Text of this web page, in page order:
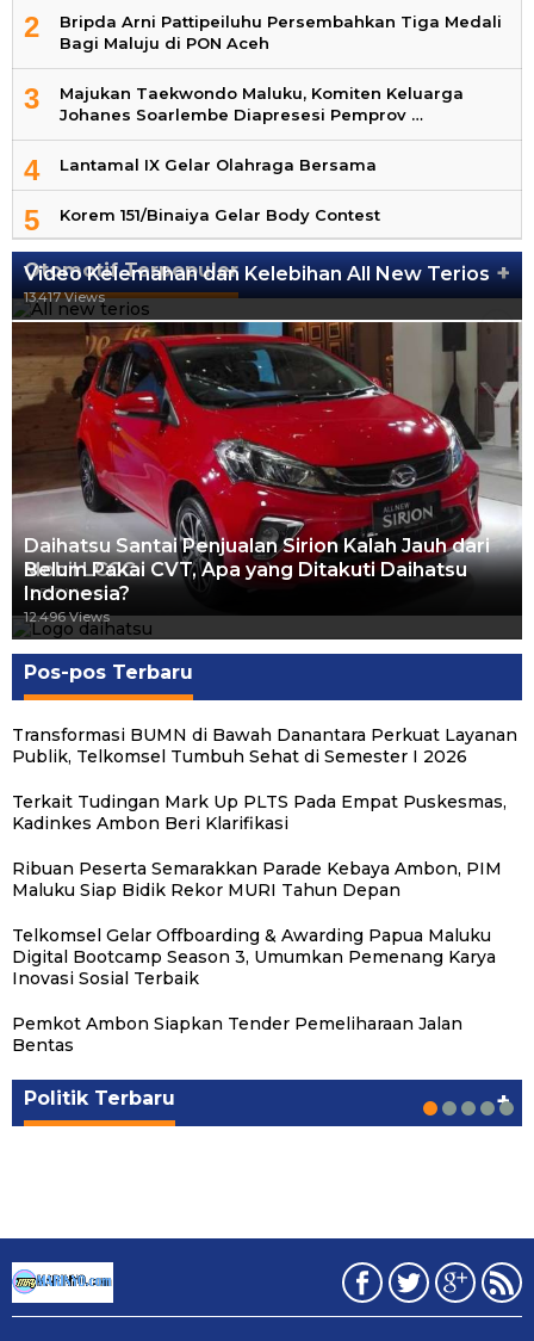
2
Bripda Arni Pattipeiluhu Persembahkan Tiga Medali
Bagi Maluju di PON Aceh
3
Majukan Taekwondo Maluku, Komiten Keluarga
Johanes Soarlembe Diapresesi Pemprov …
4 Lantamal IX Gelar Olahraga Bersama
5 Korem 151/Binaiya Gelar Body Contest
Otomotif Terpopuler +
Video Kelemahan dan Kelebihan All New Terios
13.417 Views
Daihatsu Santai Penjualan Sirion Kalah Jauh dari
Mobil LCGC
12.557 Views
Belum Pakai CVT, Apa yang Ditakuti Daihatsu
Indonesia?
12.496 Views
Pos-pos Terbaru
Transformasi BUMN di Bawah Danantara Perkuat Layanan
Publik, Telkomsel Tumbuh Sehat di Semester I 2026
Terkait Tudingan Mark Up PLTS Pada Empat Puskesmas,
Kadinkes Ambon Beri Klarifikasi
Ribuan Peserta Semarakkan Parade Kebaya Ambon, PIM
Maluku Siap Bidik Rekor MURI Tahun Depan
Telkomsel Gelar Offboarding & Awarding Papua Maluku
Digital Bootcamp Season 3, Umumkan Pemenang Karya
Inovasi Sosial Terbaik
Pemkot Ambon Siapkan Tender Pemeliharaan Jalan
Bentas
Politik Terbaru +
Michael Wattimena : Blok Masela Mulai
Politik | Juni 24, 2026
Putra Maluku Pimpin Penegakan Hukum ESDM,
Politik | Juni 24, 2026
Milad ke-24 PKS Maluku, Ratusan Warga
Politik | Mei 17, 2026
PKS Targetkan Peningkatan Kursi Legislatif
Politik | Agustus 24, 2025
Gubernur Maluku Harap PKS Terus
Politik | Agustus 24, 2025